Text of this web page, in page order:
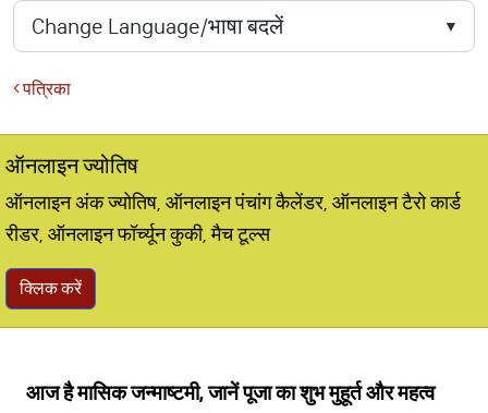
पत्रिका
ऑनलाइन ज्योतिष
ऑनलाइन अंक ज्योतिष, ऑनलाइन पंचांग कैलेंडर, ऑनलाइन टैरो कार्ड
रीडर, ऑनलाइन फॉर्च्यून कुकी, मैच टूल्स
क्लिक करें
आज है मासिक जन्माष्टमी, जानें पूजा का शुभ मुहूर्त और महत्व